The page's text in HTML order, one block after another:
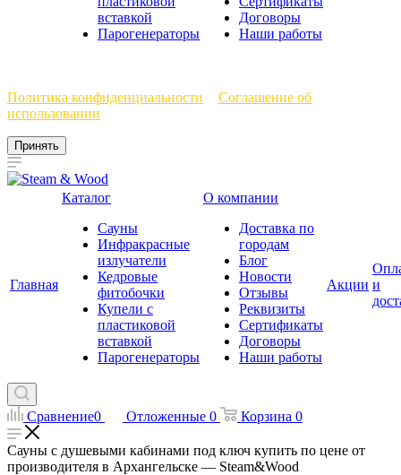
вставкой
Парогенераторы
Договоры
Наши работы
Политика конфиденциальности
Соглашение об
использовании
Принять
Главная
Каталог
Сауны
Инфракрасные
излучатели
Кедровые
фитобочки
Купели с
пластиковой
вставкой
Парогенераторы
О компании
Доставка по
городам
Блог
Новости
Отзывы
Реквизиты
Сертификаты
Договоры
Наши работы
Акции и
Сравнение0 Отложенные 0 Корзина 0
Сауны с душевыми кабинами под ключ купить по цене от
производителя в Архангельске — Steam&Wood